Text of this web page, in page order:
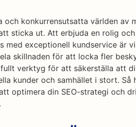
och konkurrensutsatta världen av
sticka ut. Att erbjuda en rolig
med exceptionell kundservice är
skillnaden för att locka fler
verktyg för att säkerställa att
kunder och samhället i stort. Så
optimera din SEO-strategi och